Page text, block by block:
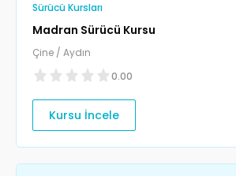
Sürücü Kursları
Madran Sürücü Kursu
Çine / Aydın
0.00
Kursu İncele